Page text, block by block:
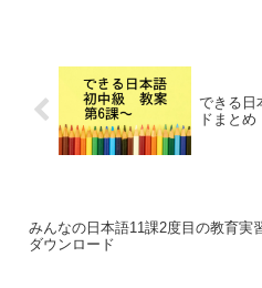
できる日
ドまとめ
みんなの日本語11課2度目の教育実
ダウンロード